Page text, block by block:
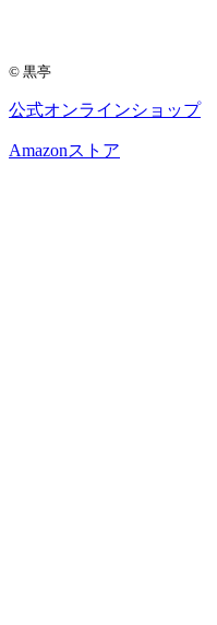
© 黒亭
公式オンラインショップ
Amazonストア